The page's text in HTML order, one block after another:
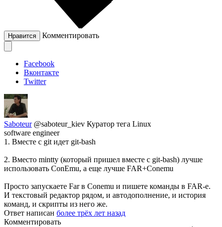
Нравится Комментировать
Facebook
Вконтакте
Twitter
Saboteur @saboteur_kiev Куратор тега Linux
software engineer
1. Вместе с git идет git-bash
2. Вместо mintty (который пришел вместе с git-bash) лучше
использовать ConEmu, а еще лучше FAR+Conemu
Просто запускаете Far в Conemu и пишете команды в FAR-е.
И текстовый редактор рядом, и автодополнение, и история
команд, и скрипты из него же.
Ответ написан более трёх лет назад
Комментировать